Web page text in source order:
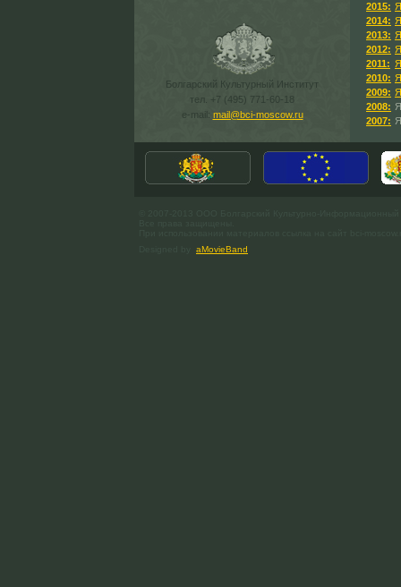
Болгарский Культурный Институт
тел. +7 (495) 771-60-18
e-mail: mail@bci-moscow.ru
2015:
2014:
2013:
2012:
2011:
2010:
2009:
2008:
2007:
aMovieBand